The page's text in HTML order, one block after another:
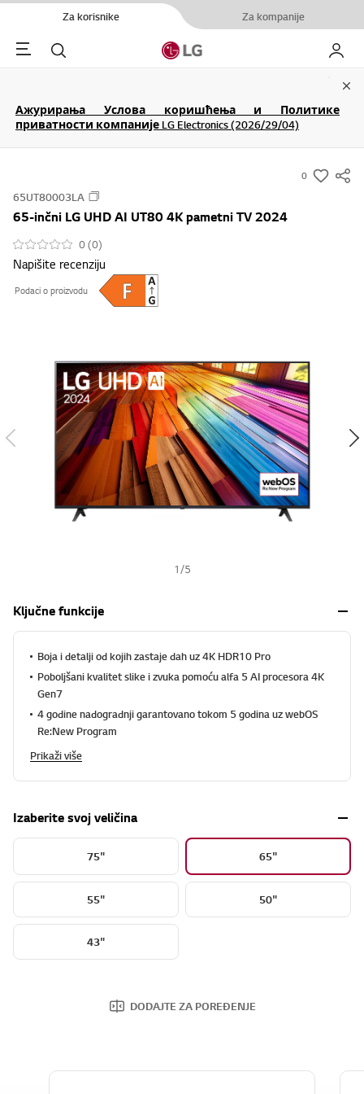
Za korisnike Za kompanije
Menu Pretraga Moj LG
Ажурирања Услова коришћења и Политике
приватности компаније LG Electronics (2026/29/04)
0
s
65UT80003LA
65-inčni LG UHD AI UT80 4K pametni TV 2024
0 (0)
Napišite recenziju
Podaci o proizvodu
1 /5
Ključne funkcije
Boja i detalji od kojih zastaje dah uz 4K HDR10 Pro
Poboljšani kvalitet slike i zvuka pomoću alfa 5 AI procesora 4K
Gen7
4 godine nadogradnji garantovano tokom 5 godina uz webOS
Re:New Program
Prikaži više
Izaberite svoj veličina
75" 65"
55" 50"
43"
DODAJTE ZA POREĐENJE